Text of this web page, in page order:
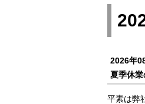
2026年
夏季休
平素は弊